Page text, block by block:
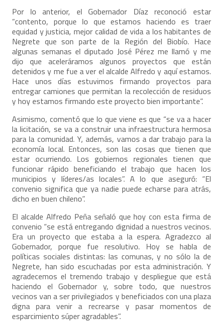
Por lo anterior, el Gobernador Díaz reconoció estar
“contento, porque lo que estamos haciendo es traer
equidad y justicia, mejor calidad de vida a los habitantes de
Negrete que son parte de la Región del Biobío. Hace
algunas semanas el diputado José Pérez me llamó y me
dijo que aceleráramos algunos proyectos que están
detenidos y me fue a ver el alcalde Alfredo y aquí estamos.
Hace unos días estuvimos firmando proyectos para
entregar camiones que permitan la recolección de residuos
y hoy estamos firmando este proyecto bien importante”.
Asimismo, comentó que lo que viene es que “se va a hacer
la licitación, se va a construir una infraestructura hermosa
para la comunidad. Y, además, vamos a dar trabajo para la
economía local. Entonces, son las cosas que tienen que
estar ocurriendo. Los gobiernos regionales tienen que
funcionar rápido beneficiando el trabajo que hacen los
municipios y líderes/as locales”. A lo que aseguró: “El
convenio significa que ya nadie puede echarse para atrás,
dicho en buen chileno”.
El alcalde Alfredo Peña señaló que hoy con esta firma de
convenio “se está entregando dignidad a nuestros vecinos.
Era un proyecto que estaba a la espera. Agradezco al
Gobernador, porque fue resolutivo. Hoy se habla de
políticas sociales distintas: las comunas, y no sólo la de
Negrete, han sido escuchadas por esta administración. Y
agradecemos el tremendo trabajo y despliegue que está
haciendo el Gobernador y, sobre todo, que nuestros
vecinos van a ser privilegiados y beneficiados con una plaza
digna para venir a recrearse y pasar momentos de
esparcimiento súper agradables”.